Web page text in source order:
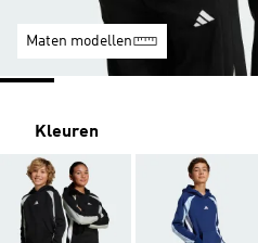
Maten modellen
Kleuren